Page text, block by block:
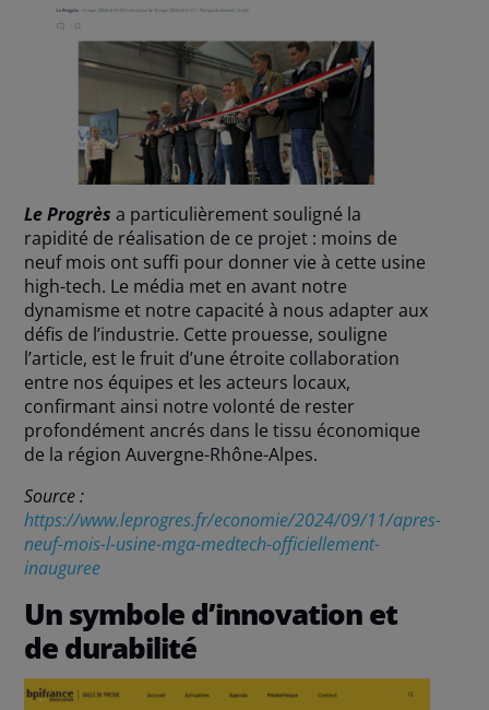
Le Progrès a particulièrement souligné la
rapidité de réalisation de ce projet : moins de
neuf mois ont suffi pour donner vie à cette usine
high-tech. Le média met en avant notre
dynamisme et notre capacité à nous adapter aux
défis de l’industrie. Cette prouesse, souligne
l’article, est le fruit d’une étroite collaboration
entre nos équipes et les acteurs locaux,
confirmant ainsi notre volonté de rester
profondément ancrés dans le tissu économique
de la région Auvergne-Rhône-Alpes.
Source :
https://www.leprogres.fr/economie/2024/09/11/apres-
neuf-mois-l-usine-mga-medtech-officiellement-
inauguree
Un symbole d’innovation et
de durabilité